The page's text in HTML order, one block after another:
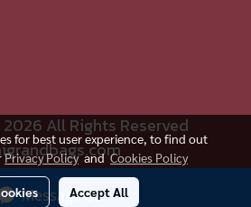
Message Us
All Rights Reserved
visitor 400
for best user experience, to find out
Privacy PolicyandCookies Policy
Accept All